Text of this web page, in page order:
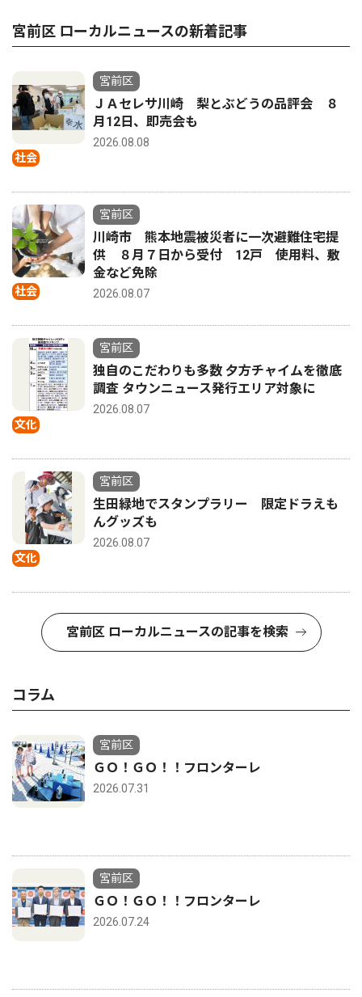
宮前区 ローカルニュースの新着記事
社会
宮前区
ＪＡセレサ川崎 梨とぶどうの品評会 ８
月12日、即売会も
2026.08.08
社会
宮前区
川崎市 熊本地震被災者に一次避難住宅提
供 ８月７日から受付 12戸 使用料、敷
金など免除
2026.08.07
文化
宮前区
独自のこだわりも多数 夕方チャイムを徹底
調査 タウンニュース発行エリア対象に
2026.08.07
文化
宮前区
生田緑地でスタンプラリー 限定ドラえも
んグッズも
2026.08.07
宮前区 ローカルニュースの記事を検索
コラム
宮前区
ＧＯ！ＧＯ！！フロンターレ
2026.07.31
宮前区
ＧＯ！ＧＯ！！フロンターレ
2026.07.24